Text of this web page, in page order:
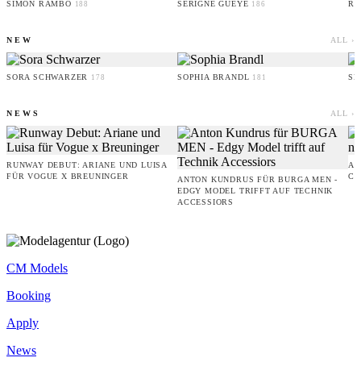
SIMON RAMBO 188 SERIGNE GUEYE 186
NEW ALL ›
SORA SCHWARZER 178 SOPHIA BRANDL 181
NEWS ALL ›
RUNWAY DEBUT: ARIANE UND LUISA
FÜR VOGUE X BREUNINGER
ANTON KUNDRUS FÜR BURGA MEN -
EDGY MODEL TRIFFT AUF TECHNIK
ACCESSIORS
CM Models
Booking
Apply
News